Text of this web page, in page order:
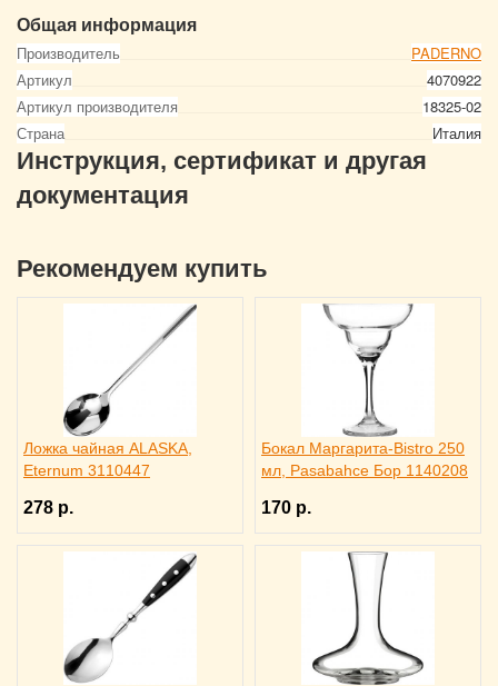
Общая информация
Производитель
PADERNO
Артикул
4070922
Артикул производителя
18325-02
Страна
Италия
Инструкция, сертификат и другая
документация
Рекомендуем купить
Ложка чайная ALASKA,
Eternum 3110447
278 р.
Бокал Маргарита-Bistro 250
мл, Pasabahce Бор 1140208
170 р.